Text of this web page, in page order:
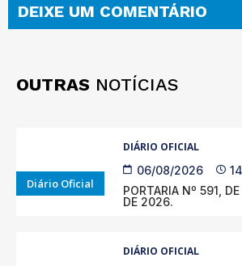
DEIXE UM COMENTÁRIO
OUTRAS NOTÍCIAS
Diário Oficial
DIÁRIO OFICIAL
06/08/2026
PORTARIA Nº 591,
DE 2026.
DIÁRIO OFICIAL